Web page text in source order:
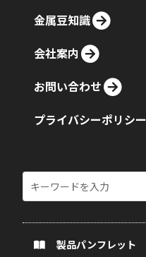
金属豆知識
会社案内
お問い合わせ
プライバシーポリシー
製品パンフレット